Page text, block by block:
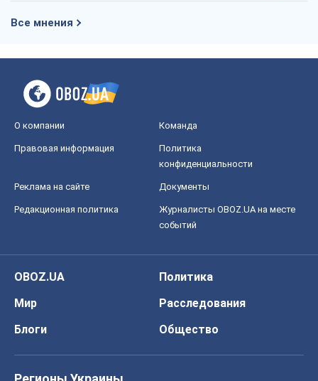
Все мнения
О компании Команда
Правовая информация
Политика
конфиденциальности
Реклама на сайте Документы
Редакционная политика
Журналисты OBOZ.UA на месте
событий
OBOZ.UA
Политика
Мир
Расследования
Блоги
Общество